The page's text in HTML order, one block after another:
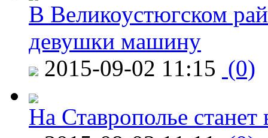
В Великоустюгском
девушки машину
2015-09-02 11:15 (0)
На Ставрополье